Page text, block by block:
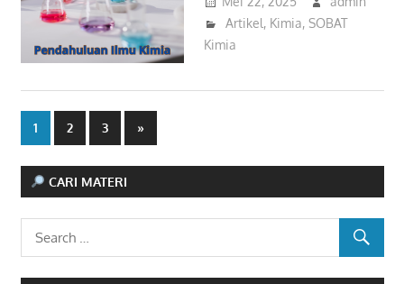
Artikel, Kimia, SOBAT
Kimia
Navigasi
pos
1 2 3
Next
Posts
»
CARI MATERI